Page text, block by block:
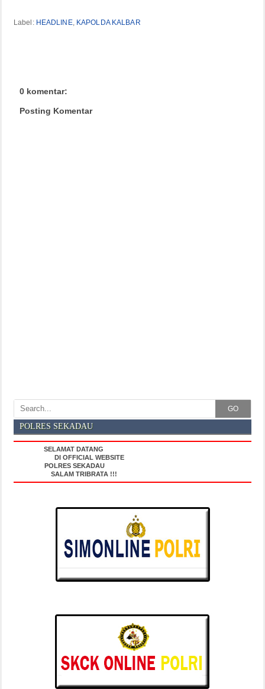
Label: HEADLINE, KAPOLDA KALBAR
0 komentar:
Posting Komentar
GO
POLRES SEKADAU
SELAMAT DATANG
DI OFFICIAL WEBSITE
POLRES SEKADAU
SALAM TRIBRATA !!!